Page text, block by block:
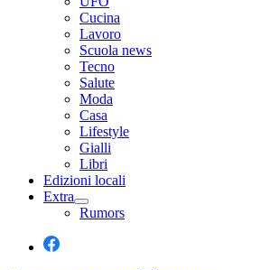
Cucina
Lavoro
Scuola news
Tecno
Salute
Moda
Casa
Lifestyle
Gialli
Libri
Edizioni locali
Extra
Rumors